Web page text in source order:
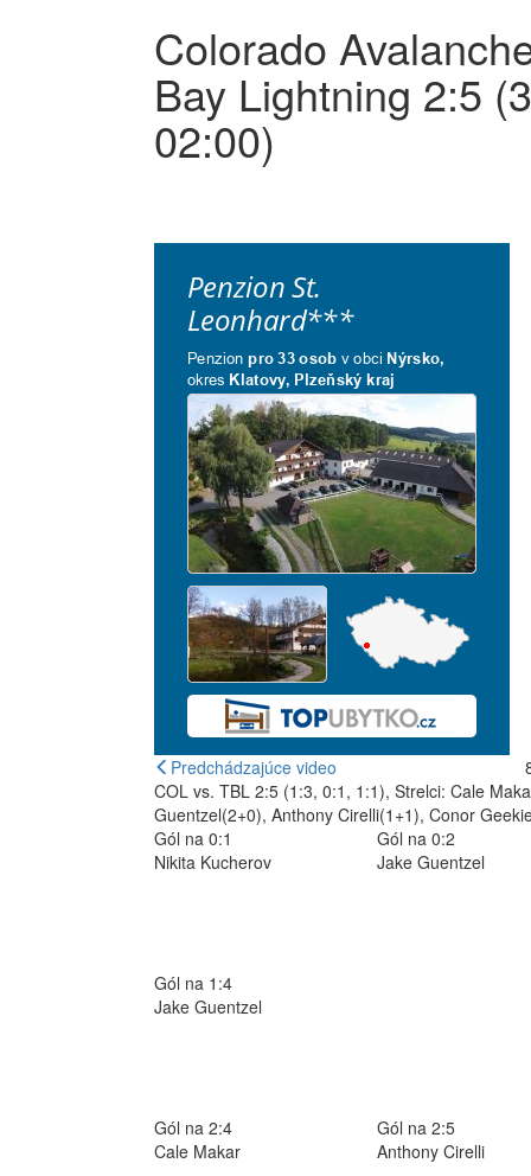
Colorado
Bay Lightning 2:5
02:00)
Predchádzajúce video
COL vs. TBL 2:5 (1:3, 0:1, 1:1), Strelci: Cale
Guentzel(2+0), Anthony Cirelli(1+1), Conor
Gól na 0:1
Nikita Kucherov
Gól na 0:2
Jake Guentzel
Gól na 1:4
Jake Guentzel
Gól na 2:4
Cale Makar
Gól na 2:5
Anthony Cirelli